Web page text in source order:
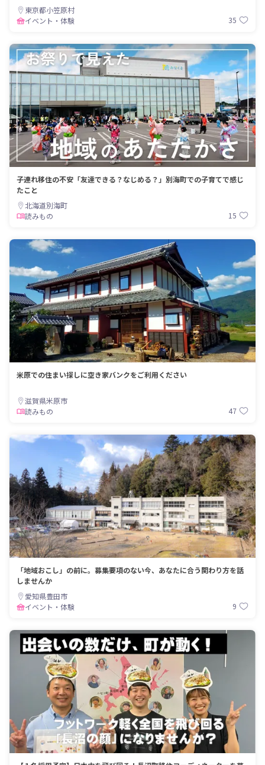
東京都小笠原村
イベント・体験
35
子連れ移住の不安「友達できる？なじめる？」別海町での子育てで感じ
たこと
北海道別海町
読みもの
15
米原での住まい探しに空き家バンクをご利用ください
滋賀県米原市
読みもの
47
「地域おこし」の前に。募集要項のない今、あなたに合う関わり方を話
しませんか
愛知県豊田市
イベント・体験
9